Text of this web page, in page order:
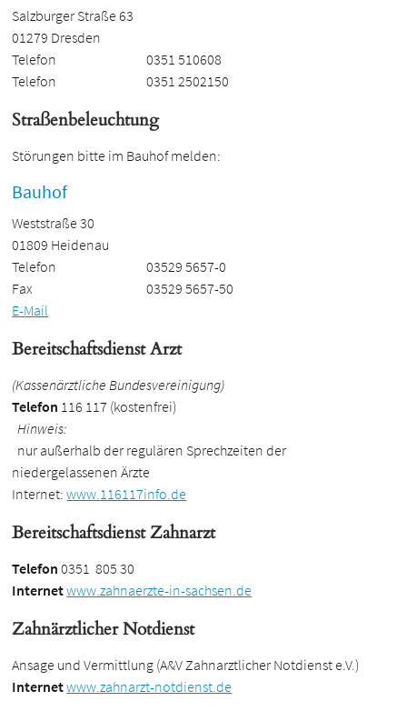
Salzburger Straße 63
01279 Dresden
Telefon
0351 510608
Telefon
0351 2502150
Straßenbeleuchtung
Störungen bitte im Bauhof melden:
Bauhof
Weststraße 30
01809 Heidenau
Telefon
03529 5657-0
Fax
03529 5657-50
E-Mail
Bereitschaftsdienst Arzt
(Kassenärztliche Bundesvereinigung)
Telefon 116 117 (kostenfrei)
Hinweis:
nur außerhalb der regulären Sprechzeiten der
niedergelassenen Ärzte
Internet:www.116117info.de
Bereitschaftsdienst Zahnarzt
Telefon 0351 805 30
Internetwww.zahnaerzte-in-sachsen.de
Zahnärztlicher Notdienst
Ansage und Vermittlung (A&V Zahnarztlicher Notdienst e.V.)
Internetwww.zahnarzt-notdienst.de